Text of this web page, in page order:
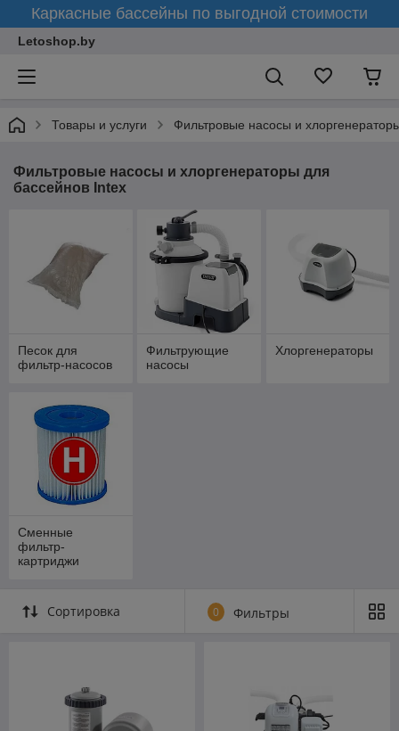
Каркасные бассейны по выгодной стоимости
Letoshop.by
Товары и услуги Фильтровые насосы и
Фильтровые насосы и хлоргенераторы для
бассейнов Intex
Песок для
фильтр-насосов
Фильтрующие
насосы
Хлоргенераторы
Сменные
фильтр-
картриджи
Сортировка 0 Фильтры